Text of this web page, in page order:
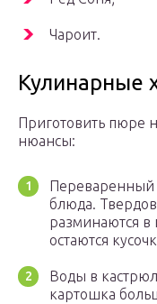
Чароит.
Кулинарные
Приготовить пюре
нюансы:
Переваренный
блюда.
разминаются в
остаются
Воды в
картошка